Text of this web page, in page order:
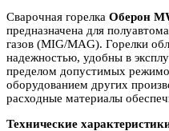
Euro)
Сварочная горелка Оберон
предназначена для
газов (MIG/MAG). Горелки
надежностью, удобны в
пределом допустимых
оборудованием других
расходные материалы
Технические